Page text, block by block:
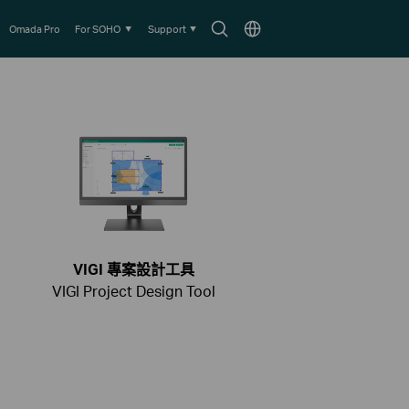
SearchChoose
Omada Pro For SOHO Support
VIGI 專案設計工具
VIGI Project Design Tool